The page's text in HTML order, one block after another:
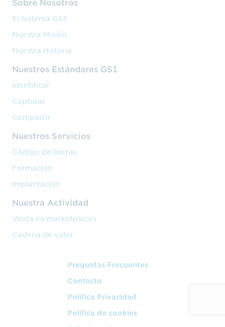
Sobre Nosotros
El Sistema GS1
Nuestra Misión
Nuestra Historia
Nuestros Estándares GS1
Identificar
Capturar
Compartir
Nuestros Servicios
Código de barras
Formación
Implantación
Nuestra Actividad
Venta en marketplaces
Cadena de valor
Preguntas Frecuentes
Contacto
Política Privacidad
Política de cookies